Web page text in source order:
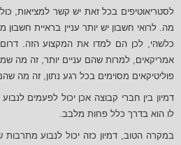
לסטריאוטיפים בכל זאת יש קשר למציאות,
מה. לרואי חשבון יש יותר עניין בראיית
כלשהי, לכן הם למדו את המקצוע הזה. דרום
אמריקאים, למרות שהם עניים יותר, זה מה
פוליטיקאים מסוימים בכל רגע נתון, זה מה
דמיון בין חברי קבוצה אכן יכול לפעמים
לו הוא בדרך כלל פחות מלבב.
במקרה הטוב, דמיון כזה יכול לנבוע